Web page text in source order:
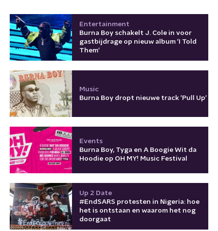
Entertainment
Burna Boy schakelt J. Cole in voor
gastbijdrage op nieuw album 'I Told
Them'
Music
Burna Boy dropt nieuwe track 'Pull Up'
Events
Burna Boy, Tyga en A Boogie Wit da
Hoodie op OH MY! Music Festival
Up 2 Date
#EndSARS protesten in Nigeria: hoe
het is ontstaan en waarom het nog
doorgaat